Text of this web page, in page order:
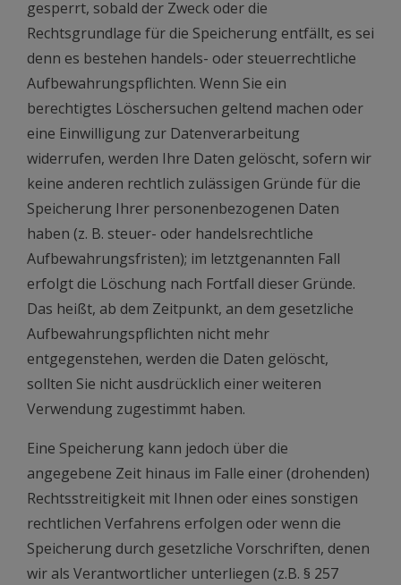
gesperrt, sobald der Zweck oder die
Rechtsgrundlage für die Speicherung entfällt, es sei
denn es bestehen handels- oder steuerrechtliche
Aufbewahrungspflichten. Wenn Sie ein
berechtigtes Löschersuchen geltend machen oder
eine Einwilligung zur Datenverarbeitung
widerrufen, werden Ihre Daten gelöscht, sofern wir
keine anderen rechtlich zulässigen Gründe für die
Speicherung Ihrer personenbezogenen Daten
haben (z. B. steuer- oder handelsrechtliche
Aufbewahrungsfristen); im letztgenannten Fall
erfolgt die Löschung nach Fortfall dieser Gründe.
Das heißt, ab dem Zeitpunkt, an dem gesetzliche
Aufbewahrungspflichten nicht mehr
entgegenstehen, werden die Daten gelöscht,
sollten Sie nicht ausdrücklich einer weiteren
Verwendung zugestimmt haben.
Eine Speicherung kann jedoch über die
angegebene Zeit hinaus im Falle einer (drohenden)
Rechtsstreitigkeit mit Ihnen oder eines sonstigen
rechtlichen Verfahrens erfolgen oder wenn die
Speicherung durch gesetzliche Vorschriften, denen
wir als Verantwortlicher unterliegen (z.B. § 257